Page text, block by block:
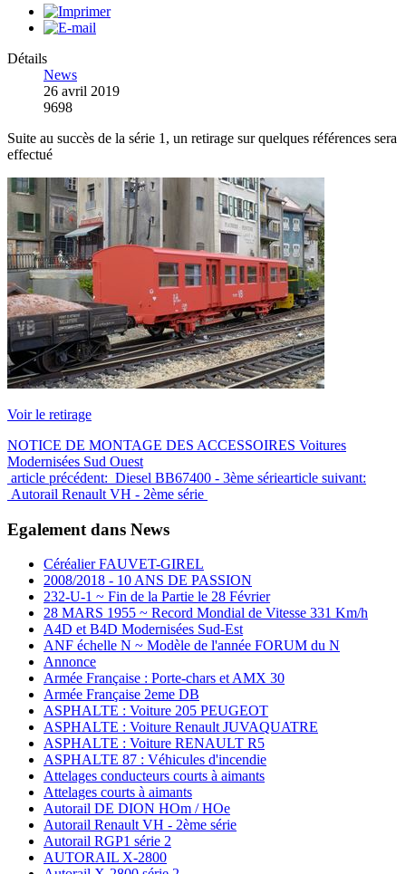
Détails
News
26 avril 2019
9698
Suite au succès de la série 1, un retirage sur quelques références sera
effectué
Voir le retirage
NOTICE DE MONTAGE DES ACCESSOIRES Voitures
Modernisées Sud Ouest
article précédent: Diesel BB67400 - 3ème sériearticle suivant:
Autorail Renault VH - 2ème série
Egalement dans News
Céréalier FAUVET-GIREL
2008/2018 - 10 ANS DE PASSION
232-U-1 ~ Fin de la Partie le 28 Février
28 MARS 1955 ~ Record Mondial de Vitesse 331 Km/h
A4D et B4D Modernisées Sud-Est
ANF échelle N ~ Modèle de l'année FORUM du N
Annonce
Armée Française : Porte-chars et AMX 30
Armée Française 2eme DB
ASPHALTE : Voiture 205 PEUGEOT
ASPHALTE : Voiture Renault JUVAQUATRE
ASPHALTE : Voiture RENAULT R5
ASPHALTE 87 : Véhicules d'incendie
Attelages conducteurs courts à aimants
Attelages courts à aimants
Autorail DE DION HOm / HOe
Autorail Renault VH - 2ème série
Autorail RGP1 série 2
AUTORAIL X-2800